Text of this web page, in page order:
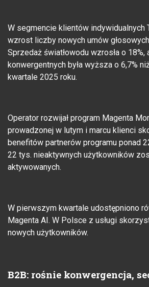
W segmencie klientów indywidualnych
wzrost liczby nowych umów
Sprzedaż światłowodu wzrosła o
konwergentnych była wyższa o 6,7%
kwartale 2025 roku.
Operator rozwijał program Magenta
prowadzonej w lutym i marcu klienci
benefitów partnerów programu ponad
22 tys. nieaktywnych użytkowników
aktywowanych.
W pierwszym kwartale udostępniono
Magenta AI. W Polsce z usługi
nowych użytkowników.
B2B: rośnie konwergencja,